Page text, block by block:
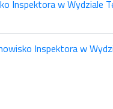
Inspektora w Wydziale
Inspektora w